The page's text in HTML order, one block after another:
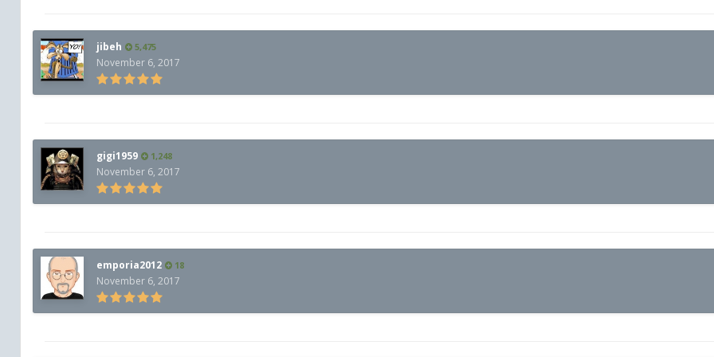
jibeh 5,475
November 6, 2017
gigi1959 1,248
November 6, 2017
emporia2012 18
November 6, 2017